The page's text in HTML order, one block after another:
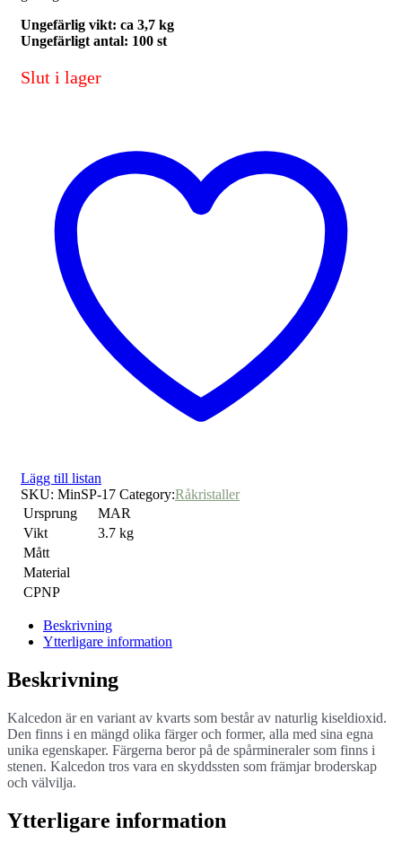
Ungefärlig vikt: ca 3,7 kg
Ungefärligt antal: 100 st
Slut i lager
Lägg till listan
SKU: MinSP-17 Category:Råkristaller
Ursprung
MAR
Vikt
3.7 kg
Mått
Material
CPNP
Beskrivning
Ytterligare information
Beskrivning
Kalcedon är en variant av kvarts som består av naturlig kiseldioxid.
Den finns i en mängd olika färger och former, alla med sina egna
unika egenskaper. Färgerna beror på de spårmineraler som finns i
stenen. Kalcedon tros vara en skyddssten som främjar broderskap
och välvilja.
Ytterligare information